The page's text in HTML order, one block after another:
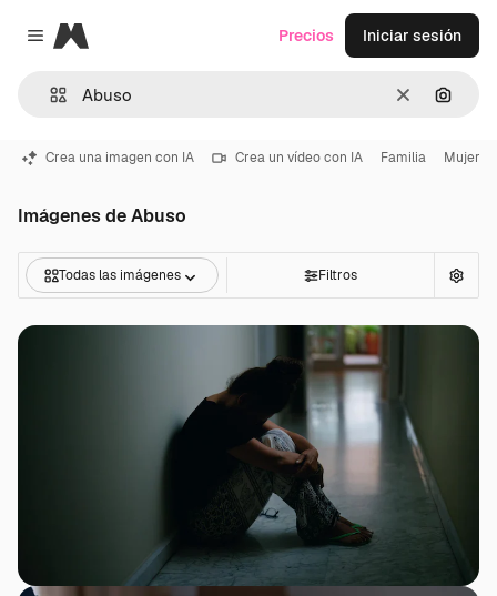
Close menu
Magnific
Borrar
Precios Iniciar sesión
Crea una imagen con IA Crea un vídeo con IA Familia Mujer
Imágenes de Abuso
Todas las imágenes Filtros